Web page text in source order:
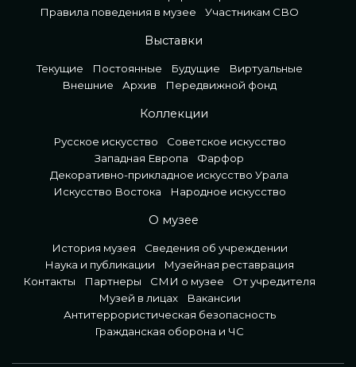
Правила поведения в музее
Участникам СВО
Выставки
Текущие Постоянные Будущие
Виртуальные
Внешние
Архив Передвижной фонд
Коллекции
Русское искусство
Советское искусство
Западная Европа
Фарфор
Декоративно-прикладное искусство Урала
Искусство Востока
Народное искусство
О музее
История музея
Сведения об учреждении
Наука и публикации
Музейная реставрация
Контакты
Партнеры СМИ о музее
От учредителя
Музей в лицах
Вакансии
Антитеррористическая безопасность
Гражданская оборона и ЧС